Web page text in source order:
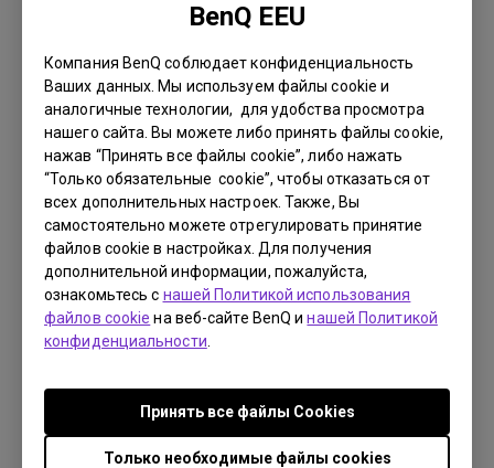
BenQ EEU
Компания BenQ соблюдает конфиденциальность
Ваших данных. Мы используем файлы cookie и
аналогичные технологии, для удобства просмотра
нашего сайта. Вы можете либо принять файлы cookie,
нажав “Принять все файлы cookie”, либо нажать
“Только обязательные cookie”, чтобы отказаться от
всех дополнительных настроек. Также, Вы
самостоятельно можете отрегулировать принятие
файлов cookie в настройках. Для получения
дополнительной информации, пожалуйста,
ознакомьтесь с нашей Политикой использования
файлов cookie на веб-сайте BenQ инашей Политикой
конфиденциальности
Только необходимые файлы cookies
Принять все файлы Сookies
Руководство пользователя
Quick Start Guide
Обновить:2018/05/24
Язык:English
Размер файла:5.42 MB
Версия:
Просмотр
Руководство пользователя
User Manual